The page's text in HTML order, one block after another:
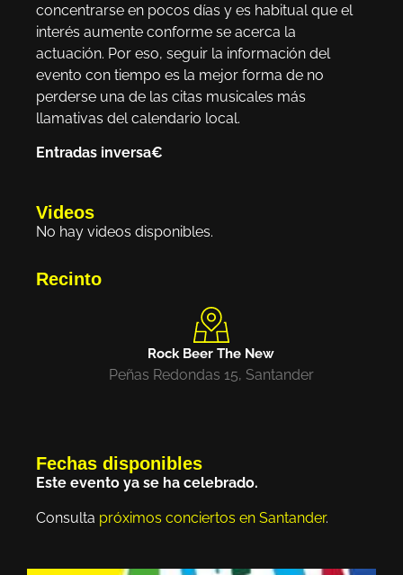
concentrarse en pocos días y es habitual que el
interés aumente conforme se acerca la
actuación. Por eso, seguir la información del
evento con tiempo es la mejor forma de no
perderse una de las citas musicales más
llamativas del calendario local.
Entradas inversa€
Videos
No hay videos disponibles.
Recinto
Rock Beer The New
Peñas Redondas 15, Santander
Fechas disponibles
Este evento ya se ha celebrado.
Consulta próximos conciertos en Santander.